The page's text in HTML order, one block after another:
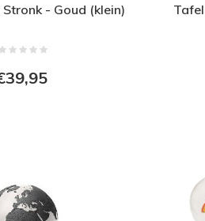
- Goud (klein)